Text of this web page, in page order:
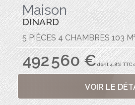
Maison
DINARD
5 PIÈCES 4 CHAMBRES 103
492 560 €dont 4.8%
VOIR LE